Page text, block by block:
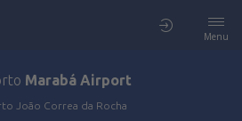
Menu
Marabá Airport
João Correa da Rocha